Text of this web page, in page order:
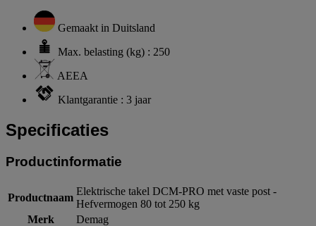
Gemaakt in Duitsland
Max. belasting (kg) : 250
AEEA
Klantgarantie : 3 jaar
Specificaties
Productinformatie
Productnaam
Elektrische takel DCM-PRO met vaste post -
Hefvermogen 80 tot 250 kg
Merk
Demag